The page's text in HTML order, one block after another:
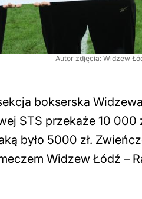
Autor zdjęcia: Widzew
bokserska
STS przekaże 10 000
było 5000 zł.
Widzew Łódź –